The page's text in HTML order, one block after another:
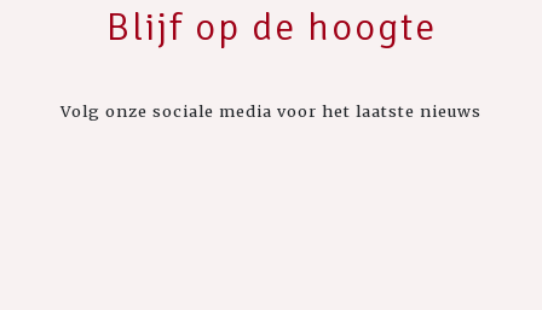
Blijf op de hoogte
Volg onze sociale media voor het laatste nieuws